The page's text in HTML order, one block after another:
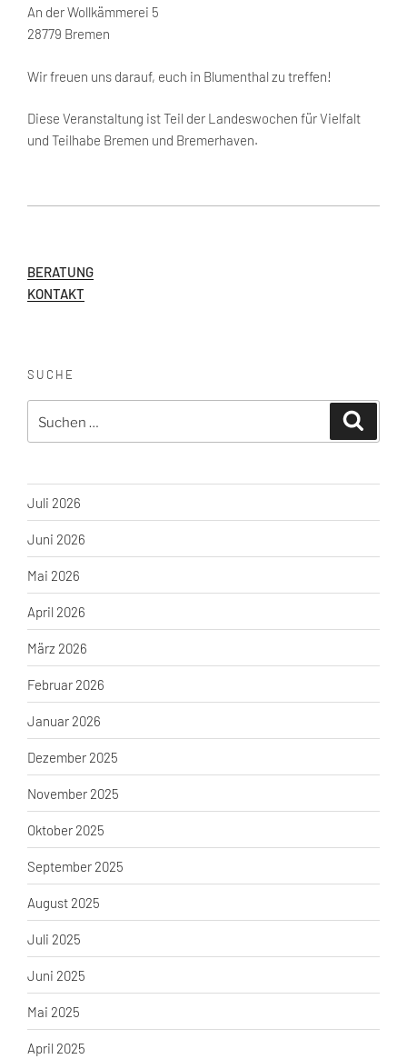
An der Wollkämmerei 5
28779 Bremen
Wir freuen uns darauf, euch in Blumenthal zu treffen!
Diese Veranstaltung ist Teil der Landeswochen für Vielfalt
und Teilhabe Bremen und Bremerhaven.
BERATUNG
KONTAKT
SUCHE
nach:
Juli 2026
Juni 2026
Mai 2026
April 2026
März 2026
Februar 2026
Januar 2026
Dezember 2025
November 2025
Oktober 2025
September 2025
August 2025
Juli 2025
Juni 2025
Mai 2025
April 2025